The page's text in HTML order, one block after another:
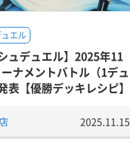
エル
ュデュエル】2025年11
ナメントバトル（1デュ
表【優勝デッキレシピ】
2025.11.15